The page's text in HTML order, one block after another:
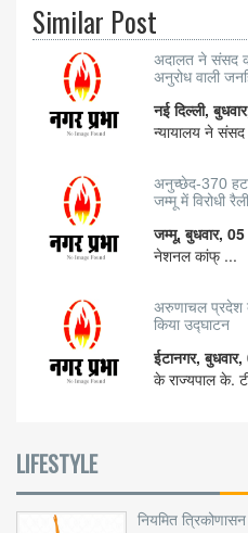
Similar Post
अदालत ने संसद
अनुरोध वाली
नई दिल्ली,
न्यायालय ने
अनुच्छेद-370
जम्मू में विरोधी
जम्मू, बुधवार,
नेशनल कांफ् ...
अरुणाचल प्रदेश
किया उद्घाटन
ईटानगर,
के राज्यपाल के.
LIFESTYLE
नियमित